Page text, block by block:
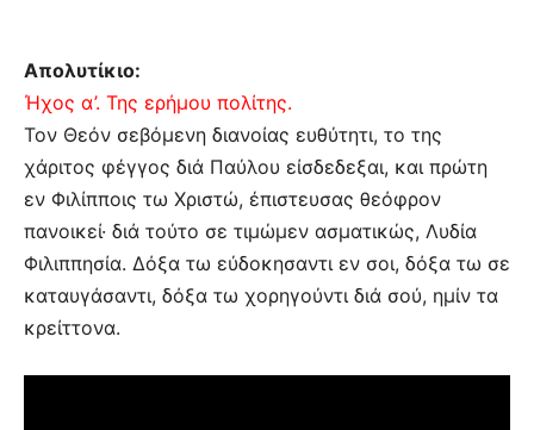
Απολυτίκιο:
Ήχος α’. Της ερήμου πολίτης.
Τον Θεόν σεβόμενη διανοίας ευθύτητι, το της
χάριτος φέγγος διά Παύλου είσδεδεξαι, και πρώτη
εν Φιλίπποις τω Χριστώ, έπιστευσας θεόφρον
πανοικεί· διά τούτο σε τιμώμεν ασματικώς, Λυδία
Φιλιππησία. Δόξα τω εύδοκησαντι εν σοι, δόξα τω σε
καταυγάσαντι, δόξα τω χορηγούντι διά σού, ημίν τα
κρείττονα.